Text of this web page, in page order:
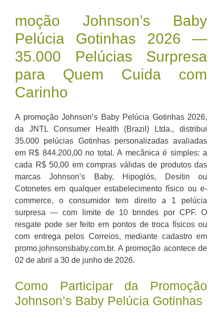
moção Johnson’s Baby
Pelúcia Gotinhas 2026 —
35.000 Pelúcias Surpresa
para Quem Cuida com
Carinho
A promoção Johnson’s Baby Pelúcia Gotinhas 2026,
da JNTL Consumer Health (Brazil) Ltda., distribui
35.000 pelúcias Gotinhas personalizadas avaliadas
em R$ 844.200,00 no total. A mecânica é simples: a
cada R$ 50,00 em compras válidas de produtos das
marcas Johnson’s Baby, Hipoglós, Desitin ou
Cotonetes em qualquer estabelecimento físico ou e-
commerce, o consumidor tem direito a 1 pelúcia
surpresa — com limite de 10 brindes por CPF. O
resgate pode ser feito em pontos de troca físicos ou
com entrega pelos Correios, mediante cadastro em
promo.johnsonsbaby.com.br. A promoção acontece de
02 de abril a 30 de junho de 2026.
Como Participar da Promoção
Johnson’s Baby Pelúcia Gotinhas